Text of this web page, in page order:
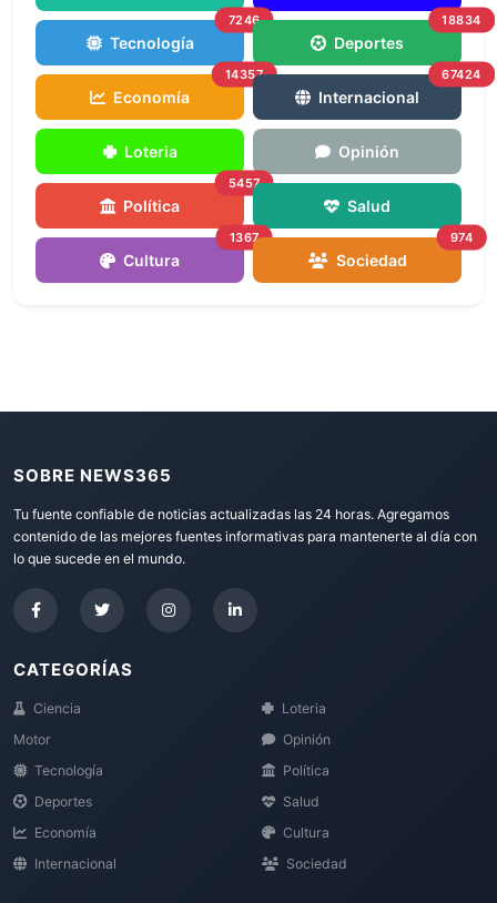
Tecnología
7246
Deportes
18834
Economía
14357
Internacional
67424
Loteria Opinión
Política
5457
Salud
Cultura
1367
Sociedad
974
SOBRE NEWS365
Tu fuente confiable de noticias actualizadas las 24 horas. Agregamos
contenido de las mejores fuentes informativas para mantenerte al día con
lo que sucede en el mundo.
CATEGORÍAS
Ciencia
Motor
Tecnología
Deportes
Economía
Internacional
Loteria
Opinión
Política
Salud
Cultura
Sociedad